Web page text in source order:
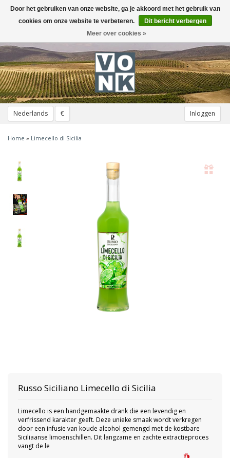
Nederlands € Inloggen
Toggle
navigation
Home » Limecello di Sicilia
Russo Siciliano Limecello di Sicilia
Limecello is een handgemaakte drank die een levendig en
verfrissend karakter geeft. Deze unieke smaak wordt verkregen
door een infusie van koude alcohol gemengd met de kostbare
Siciliaanse limoenschillen. Dit langzame en zachte extractieproces
vangt de le
Door het gebruiken van onze website, ga je akkoord met het gebruik van
cookies om onze website te verbeteren.
Dit bericht verbergen
Meer over cookies »